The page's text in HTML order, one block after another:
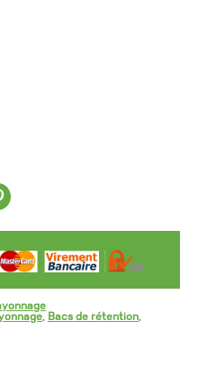
Bacs de rétention